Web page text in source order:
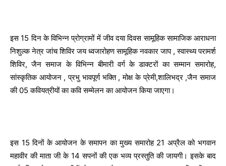
इस 15 दिन के विभिन्न प्रोग्रामों में जीव दया दिवस सामूहिक सामाजिक आराधना
निशुल्क नेत्र जांच शिविर जय ध्वजारोहण सामूहिक नवकार जाप , स्वास्थ्य परामर्श
शिविर, जैन समाज के विभिन्न बीमारी वर्ग के डाक्टरों का सम्मान समारोह,
सांस्कृतिक आयोजन , प्रभु भावपूर्ण भक्ति , मोक्ष के प्रेमी,शालिभद्र ,जैन समाज
की 05 कवियत्रीयों का कवि सम्मेलन का आयोजन किया जाएगा।
इस 15 दिनों के आयोजन के समापन का मुख्य समारोह 21 अप्रैल को भगवान
महावीर की माता जी के 14 सपनों की एक भव्य प्रस्तुति की जायगी। इसके बाद